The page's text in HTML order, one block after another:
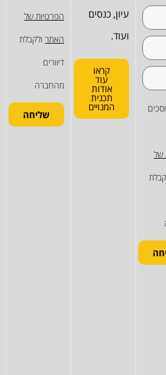
של
עיון, כנסים
ועוד.
קראו
עוד
אודות
תכנית
המנויים
הפרטיות של
האתר ולקבלת
דיוורים
מהחברה
שליחה